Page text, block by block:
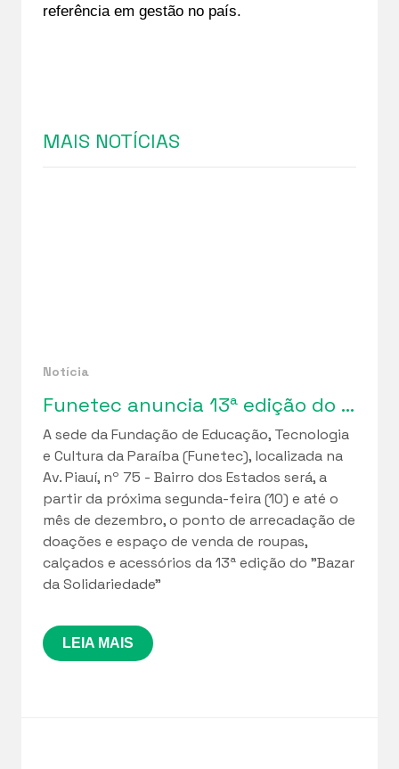
referência em gestão no país.
MAIS NOTÍCIAS
Notícia
Funetec anuncia 13ª edição do “Bazar da Solidariedade”
A sede da Fundação de Educação, Tecnologia
e Cultura da Paraíba (Funetec), localizada na
Av. Piauí, nº 75 - Bairro dos Estados será, a
partir da próxima segunda-feira (10) e até o
mês de dezembro, o ponto de arrecadação de
doações e espaço de venda de roupas,
calçados e acessórios da 13ª edição do "Bazar
da Solidariedade”
LEIA MAIS